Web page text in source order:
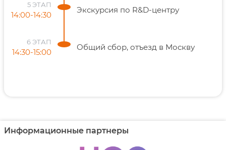
5 ЭТАП
14:00-14:30
Экскурсия по R&D-центру
6 ЭТАП
14:30-15:00
Общий сбор, отъезд в Москву
Информационные партнеры